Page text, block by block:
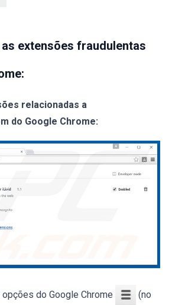
as extensões fraudulentas
relacionadas a
do Google Chrome:
do Google Chrome (no